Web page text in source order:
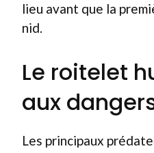
lieu avant que la
nid.
Le roitelet
aux
Les principaux